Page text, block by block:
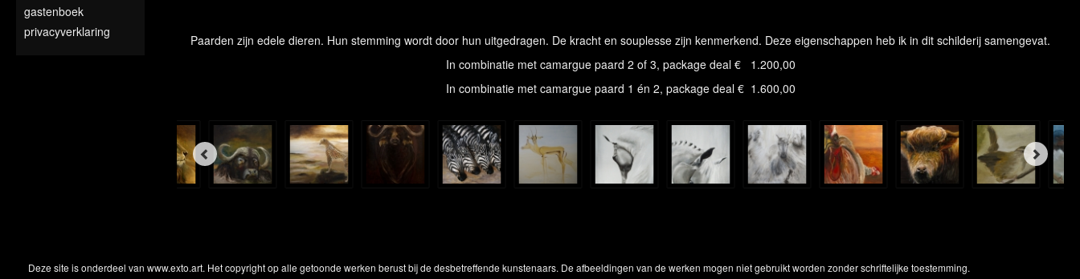
Paarden zijn edele dieren. Hun stemming wordt door hun uitgedragen. De kracht en souplesse zijn kenmerkend. Deze eigenschappen heb ik in dit schilderij samengevat.
In combinatie met camargue paard 2 of 3, package deal € 1.200,00
In combinatie met camargue paard 1 én 2, package deal € 1.600,00
gastenboek
privacyverklaring
Deze site is onderdeel van www.exto.art. Het copyright op alle getoonde werken berust bij de desbetreffende kunstenaars. De afbeeldingen van de werken mogen niet gebruikt worden zonder schriftelijke toestemming.